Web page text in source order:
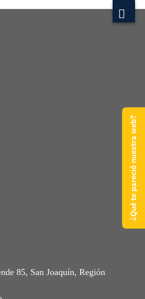
85, San Joaquín, Región
¿Qué te pareció nuestra web?